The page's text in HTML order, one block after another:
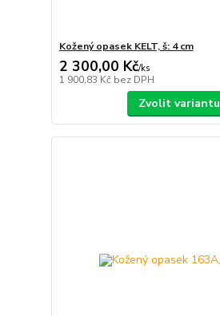
Kožený opasek KELT, š: 4 cm
2 300,00 Kč/ks
1 900,83 Kč bez DPH
Zvolit variantu